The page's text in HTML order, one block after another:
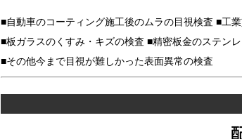
■自動車のコーティング施工後のムラの目視検査 ■工
■板ガラスのくすみ・キズの検査 ■精密板金のステン
■その他今まで目視が難しかった表面異常の検査